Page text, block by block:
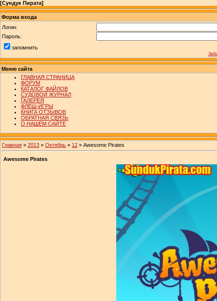
[Сундук Пирата]
Форма входа
Логин:
Пароль:
запомнить
Меню сайта
ГЛАВНАЯ СТРАНИЦА
ФОРУМ
КАТАЛОГ ФАЙЛОВ
СУДОВОЙ ЖУРНАЛ
ГАЛЕРЕЯ
ФЛЕШ-ИГРЫ
КНИГА ОТЗЫВОВ
ОБРАТНАЯ СВЯЗЬ
О НАШЕМ САЙТЕ
Главная » 2013 » Октябрь » 12 » Awesome Pirates
Awesome Pirates